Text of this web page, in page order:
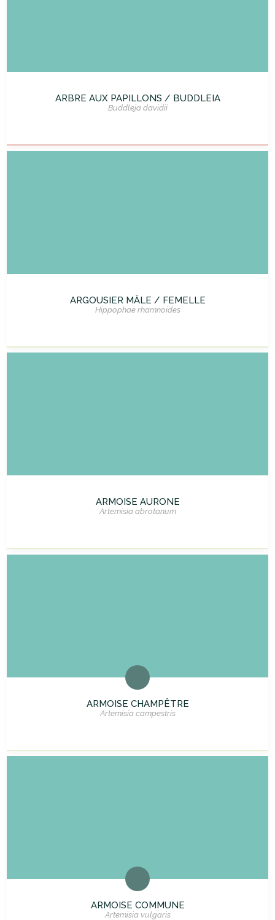
ARBRE AUX PAPILLONS / BUDDLEIA
Buddleja davidii
ARGOUSIER MÂLE / FEMELLE
Hippophae rhamnoides
ARMOISE AURONE
Artemisia abrotanum
ARMOISE CHAMPÊTRE
Artemisia campestris
ARMOISE COMMUNE
Artemisia vulgaris